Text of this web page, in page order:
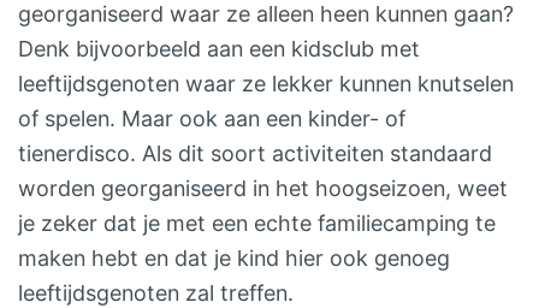
georganiseerd waar ze alleen heen kunnen gaan?
Denk bijvoorbeeld aan een kidsclub met
leeftijdsgenoten waar ze lekker kunnen knutselen
of spelen. Maar ook aan een kinder- of
tienerdisco. Als dit soort activiteiten standaard
worden georganiseerd in het hoogseizoen, weet
je zeker dat je met een echte familiecamping te
maken hebt en dat je kind hier ook genoeg
leeftijdsgenoten zal treffen.